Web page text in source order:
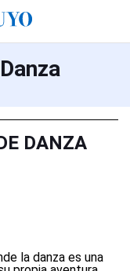
DANZA